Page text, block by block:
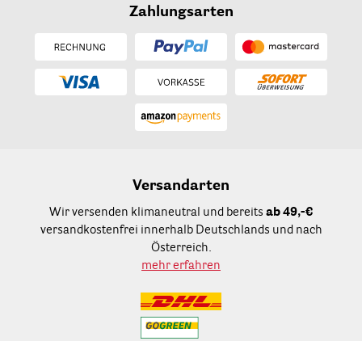
Zahlungsarten
Versandarten
Wir versenden klimaneutral und bereits ab 49,-€
versandkostenfrei innerhalb Deutschlands und nach
Österreich.
mehr erfahren